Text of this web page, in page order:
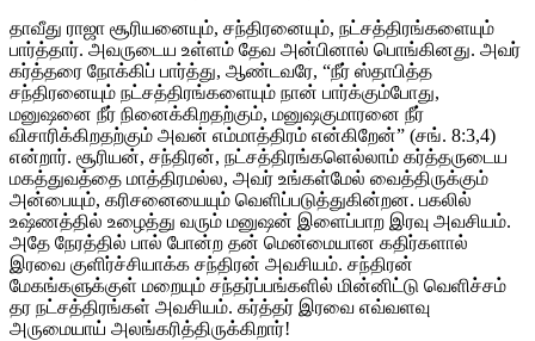
தாவீது ராஜா சூரியனையும், சந்திரனையும், நட்சத்திரங்களையும்
பார்த்தார். அவருடைய உள்ளம் தேவ அன்பினால் பொங்கினது. அவர்
கர்த்தரை நோக்கிப் பார்த்து, ஆண்டவரே, “நீர் ஸ்தாபித்த
சந்திரனையும் நட்சத்திரங்களையும் நான் பார்க்கும்போது,
மனுஷனை நீர் நினைக்கிறதற்கும், மனுஷகுமாரனை நீர்
விசாரிக்கிறதற்கும் அவன் எம்மாத்திரம் என்கிறேன்” (சங். 8:3,4)
என்றார். சூரியன், சந்திரன், நட்சத்திரங்களெல்லாம் கர்த்தருடைய
மகத்துவத்தை மாத்திரமல்ல, அவர் உங்கள்மேல் வைத்திருக்கும்
அன்பையும், கரிசனையையும் வெளிப்படுத்துகின்றன. பகலில்
உஷ்ணத்தில் உழைத்து வரும் மனுஷன் இளைப்பாற இரவு அவசியம்.
அதே நேரத்தில் பால் போன்ற தன் மென்மையான கதிர்களால்
இரவை குளிர்ச்சியாக்க சந்திரன் அவசியம். சந்திரன்
மேகங்களுக்குள் மறையும் சந்தர்ப்பங்களில் மின்னிட்டு வெளிச்சம்
தர நட்சத்திரங்கள் அவசியம். கர்த்தர் இரவை எவ்வளவு
அருமையாய் அலங்கரித்திருக்கிறார்!